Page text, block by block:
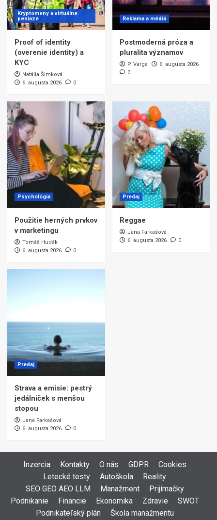
Kryptomeny a virtuálne
peniaze
Proof of identity
(overenie identity) a
KYC
Natália Šimková
6. augusta 2026
0
Reklama a médiá
Postmoderná próza a
pluralita významov
P. Varga
6. augusta 2026
0
Psychológia
Použitie herných prvkov
v marketingu
Tomáš Hudák
6. augusta 2026
0
Predaj
Reggae
Jana Farkašová
6. augusta 2026
0
Predaj
Strava a emisie: pestrý
jedálniček s menšou
stopou
Jana Farkašová
6. augusta 2026
0
Inzercia Kontakty O nás GDPR
Cookies
Letecké testy
Autoškola
Reality
SEO GEO AEO LLM
Manažment
Prijímačky
Podnikanie
Financie Ekonomika Zdravie
SWOT
Podnikateľský plán
Škola manažmentu